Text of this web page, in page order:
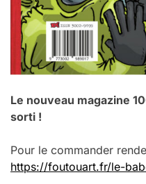
Le nouveau magazine
sorti !
Pour le commander
https://foutouart.fr/le-